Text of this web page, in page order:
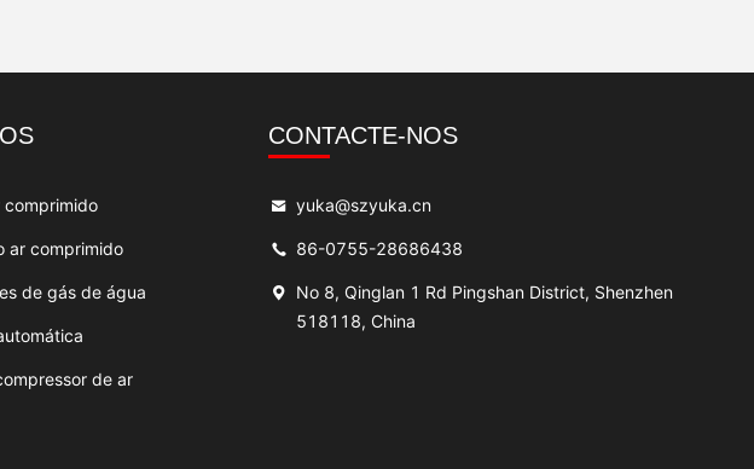
comprimido
ar comprimido
de gás de água
de ar
CONTACTE-NOS
yuka@szyuka.cn
86-0755-28686438
No 8, Qinglan 1 Rd Pingshan District, Shenzhen
518118, China